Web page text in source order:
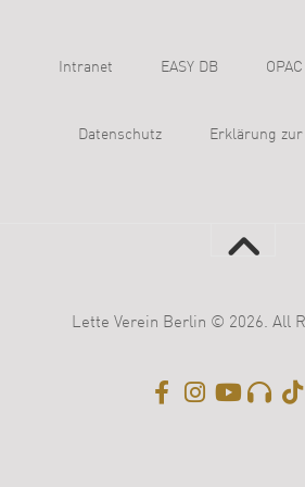
Intranet EASY DB OPAC
Datenschutz Erklärung
Lette Verein Berlin © 2026. All